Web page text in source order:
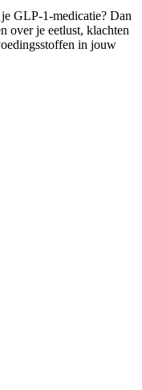
GLP-1-medicatie? Dan
over je eetlust, klachten
in jouw